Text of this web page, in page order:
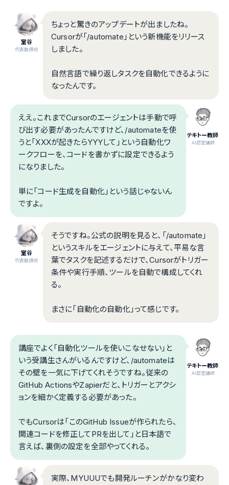
室谷
代表取締役
ちょっと驚きのアップデートが出ましたね。
Cursorが「/automate」という新機能をリリース
しました。
自然言語で繰り返しタスクを自動化できるように
なったんです。
テキトー教師
.AI認定講師
ええ。これまでCursorのエージェントは手動で呼
び出す必要があったんですけど、/automateを使
うと「XXXが起きたらYYYして」という自動化ワ
ークフローを、コードを書かずに設定できるよう
になりました。
単に「コード生成を自動化」という話じゃないん
ですよ。
室谷
代表取締役
そうですね。公式の説明を見ると、「/automate」
というスキルをエージェントに与えて、平易な言
葉でタスクを記述するだけで、Cursorがトリガー
条件や実行手順、ツールを自動で構成してくれ
る。
まさに「自動化の自動化」って感じです。
テキトー教師
.AI認定講師
講座でよく「自動化ツールを使いこなせない」と
いう受講生さんがいるんですけど、/automateは
その壁を一気に下げてくれそうですね。従来の
GitHub ActionsやZapierだと、トリガーとアクシ
ョンを細かく定義する必要があった。
でもCursorは「このGitHub Issueが作られたら、
関連コードを修正してPRを出して」と日本語で
言えば、裏側の設定を全部やってくれる。
実際、MYUUUでも開発ルーチンがかなり変わ